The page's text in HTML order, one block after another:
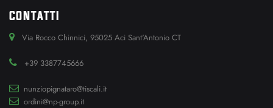
CONTATTI
Via Rocco Chinnici, 95025 Aci Sant'Antonio CT
+39 3387745666
nunziopignataro@tiscali.it
ordini@np-group.it